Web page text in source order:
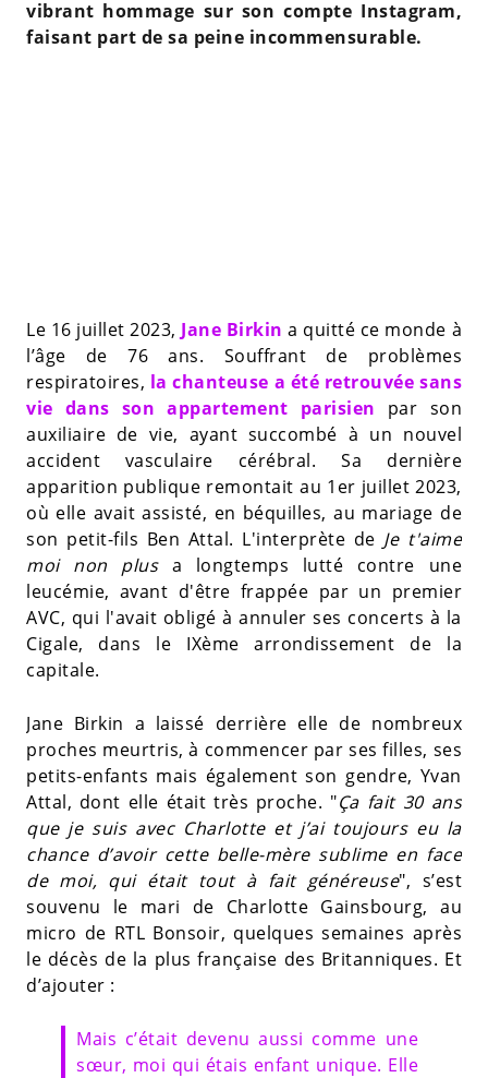
vibrant hommage sur son compte Instagram,
faisant part de sa peine incommensurable.
Le 16 juillet 2023, Jane Birkin a quitté ce monde à
l’âge de 76 ans. Souffrant de problèmes
respiratoires, la chanteuse a été retrouvée sans
vie dans son appartement parisien par son
auxiliaire de vie, ayant succombé à un nouvel
accident vasculaire cérébral. Sa dernière
apparition publique remontait au 1er juillet 2023,
où elle avait assisté, en béquilles, au mariage de
son petit-fils Ben Attal. L'interprète de Je t'aime
moi non plusa longtemps lutté contre une
leucémie, avant d'être frappée par un premier
AVC, qui l'avait obligé à annuler ses concerts à la
Cigale, dans le IXème arrondissement de la
capitale.
Jane Birkin a laissé derrière elle de nombreux
proches meurtris, à commencer par ses filles, ses
petits-enfants mais également son gendre, Yvan
Attal, dont elle était très proche. "Ça fait 30 ans
que je suis avec Charlotte et j’ai toujours eu la
chance d’avoir cette belle-mère sublime en face
de moi, qui était tout à fait généreuse", s’est
souvenu le mari de Charlotte Gainsbourg, au
micro de RTL Bonsoir, quelques semaines après
le décès de la plus française des Britanniques. Et
d’ajouter :
Mais c’était devenu aussi comme une
sœur, moi qui étais enfant unique. Elle